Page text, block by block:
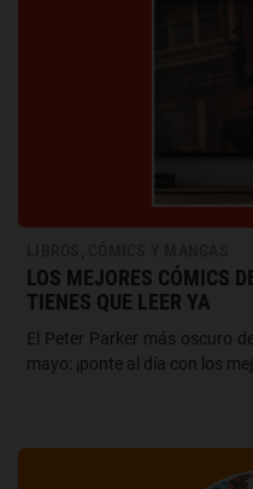
LOS MEJORES CÓMICS
TIENES QUE LEER YA
El Peter Parker más oscuro
mayo: ¡ponte al día con los